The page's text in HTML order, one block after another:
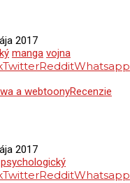
2017
manga vojna
TwitterRedditWhatsapp
a webtoonyRecenzie
2017
psychologický
TwitterRedditWhatsapp